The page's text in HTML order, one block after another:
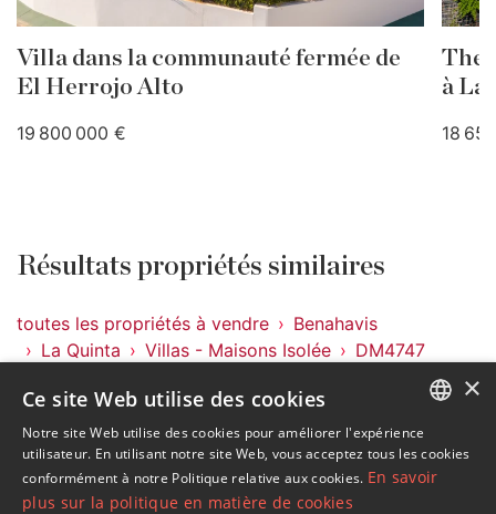
Villa dans la communauté fermée de
El Herrojo Alto
19 800 000 €
The
à La
18
Résultats propriétés similaires
toutes les propriétés à vendre
Benahavis
La Quinta
Villas - Maisons Isolée DM4747
Propriétés à La Quinta
Propriétés à Benahavis
Villas - Maisons Isolée à La Quinta
ENGLISH
SPANISH
×
Ce site Web utilise des cookies
Notre site Web utilise des cookies pour améliorer l'expérience
utilisateur. En utilisant notre site Web, vous acceptez tous les cookies
conformément à notre Politique relative aux cookies. En savoir
plus sur la politique en matière de cookies